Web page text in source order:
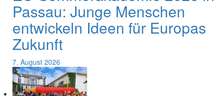
Passau: Junge Menschen
entwickeln Ideen für Europas
Zukunft
7. August 2026